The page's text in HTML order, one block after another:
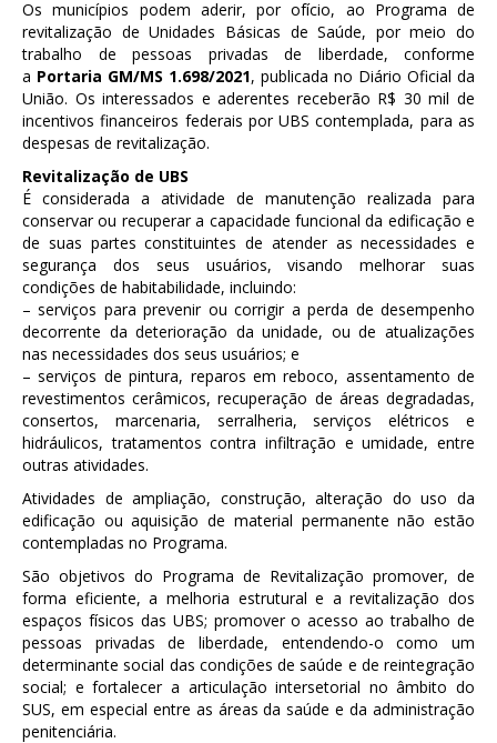
Os municípios podem aderir, por ofício, ao Programa de
revitalização de Unidades Básicas de Saúde, por meio do
trabalho de pessoas privadas de liberdade, conforme
a Portaria GM/MS 1.698/2021, publicada no Diário Oficial da
União. Os interessados e aderentes receberão R$ 30 mil de
incentivos financeiros federais por UBS contemplada, para as
despesas de revitalização.
Revitalização de UBS
É considerada a atividade de manutenção realizada para
conservar ou recuperar a capacidade funcional da edificação e
de suas partes constituintes de atender as necessidades e
segurança dos seus usuários, visando melhorar suas
condições de habitabilidade, incluindo:
– serviços para prevenir ou corrigir a perda de desempenho
decorrente da deterioração da unidade, ou de atualizações
nas necessidades dos seus usuários; e
– serviços de pintura, reparos em reboco, assentamento de
revestimentos cerâmicos, recuperação de áreas degradadas,
consertos, marcenaria, serralheria, serviços elétricos e
hidráulicos, tratamentos contra infiltração e umidade, entre
outras atividades.
Atividades de ampliação, construção, alteração do uso da
edificação ou aquisição de material permanente não estão
contempladas no Programa.
São objetivos do Programa de Revitalização promover, de
forma eficiente, a melhoria estrutural e a revitalização dos
espaços físicos das UBS; promover o acesso ao trabalho de
pessoas privadas de liberdade, entendendo-o como um
determinante social das condições de saúde e de reintegração
social; e fortalecer a articulação intersetorial no âmbito do
SUS, em especial entre as áreas da saúde e da administração
penitenciária.